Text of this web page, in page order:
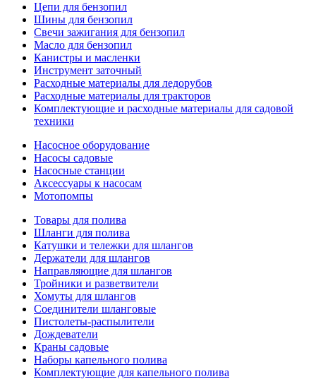
Цепи для бензопил
Шины для бензопил
Свечи зажигания для бензопил
Масло для бензопил
Канистры и масленки
Инструмент заточный
Расходные материалы для ледорубов
Расходные материалы для тракторов
Комплектующие и расходные материалы для садовой
техники
Насосное оборудование
Насосы садовые
Насосные станции
Аксессуары к насосам
Мотопомпы
Товары для полива
Шланги для полива
Катушки и тележки для шлангов
Держатели для шлангов
Направляющие для шлангов
Тройники и разветвители
Хомуты для шлангов
Соединители шланговые
Пистолеты-распылители
Дождеватели
Краны садовые
Наборы капельного полива
Комплектующие для капельного полива